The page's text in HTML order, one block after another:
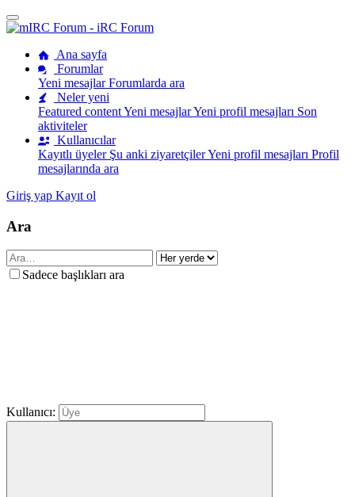
Ana sayfa
Forumlar
Yeni mesajlarForumlarda ara
Neler yeni
Featured contentYeni mesajlarYeni profil mesajları Son
aktiviteler
Kullanıcılar
Kayıtlı üyeler Şu anki ziyaretçilerYeni profil mesajları Profil
mesajlarında ara
Giriş yap Kayıt ol
Ara
Sadece başlıkları ara
Kullanıcı: